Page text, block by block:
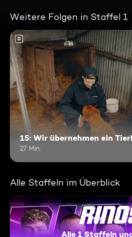
Weitere Folgen in Staffel 1
0
15: Wir übernehmen ein
27 Min.
Alle Staffeln im Überblick
Alle 1 Staffeln